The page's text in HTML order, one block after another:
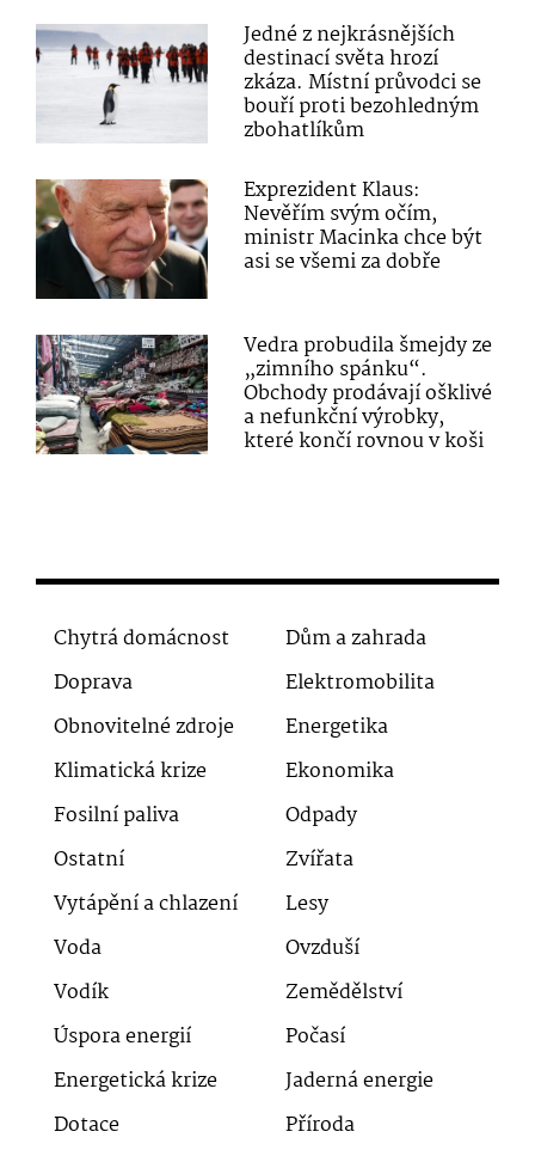
Jedné z nejkrásnějších
destinací světa hrozí
zkáza. Místní průvodci se
bouří proti bezohledným
zbohatlíkům
Exprezident Klaus:
Nevěřím svým očím,
ministr Macinka chce být
asi se všemi za dobře
Vedra probudila šmejdy ze
„zimního spánku“.
Obchody prodávají ošklivé
a nefunkční výrobky,
které končí rovnou v koši
Chytrá domácnost
Dům a zahrada
Doprava
Elektromobilita
Obnovitelné zdroje
Energetika
Klimatická krize
Ekonomika
Fosilní paliva
Odpady
Ostatní
Zvířata
Vytápění a chlazení
Lesy
Voda
Ovzduší
Vodík
Zemědělství
Úspora energií
Počasí
Energetická krize
Jaderná energie
Dotace
Příroda